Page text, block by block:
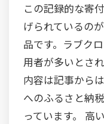
この記録的な寄
げられているの
品です。ラブク
用者が多いとさ
内容は記事から
へのふるさと納
っています。 高